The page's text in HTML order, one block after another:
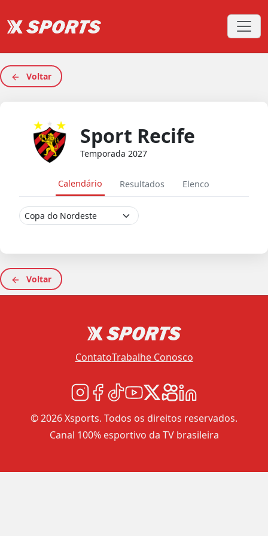
Voltar
Sport Recife
Temporada 2027
Calendário Resultados Elenco
Voltar
ContatoTrabalhe Conosco
© 2026 Xsports. Todos os direitos reservados.
Canal 100% esportivo da TV brasileira